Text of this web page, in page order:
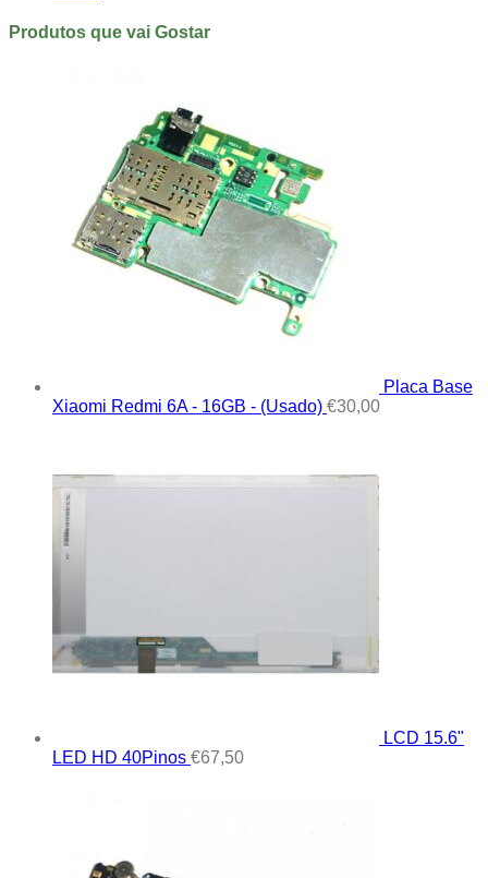
Produtos que vai Gostar
Placa Base
Xiaomi Redmi 6A - 16GB - (Usado) €30,00
LCD 15.6"
LED HD 40Pinos €67,50